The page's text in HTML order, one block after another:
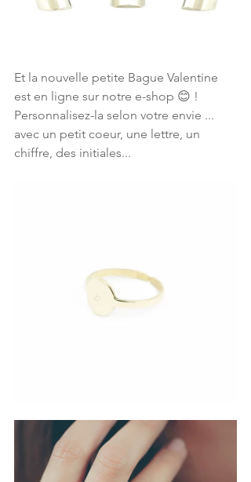
Et la nouvelle petite Bague Valentine
est en ligne sur notre e-shop 😊 !
Personnalisez-la selon votre envie ...
avec un petit coeur, une lettre, un
chiffre, des initiales...